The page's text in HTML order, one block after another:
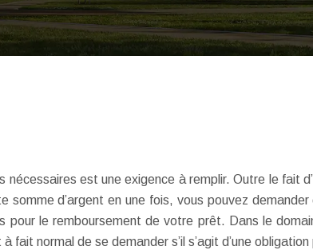
nécessaires est une exigence à remplir. Outre le fait
d’argent en une fois, vous pouvez
pour le remboursement de votre prêt. Dans le
normal de se demander s’il s’agit d’une